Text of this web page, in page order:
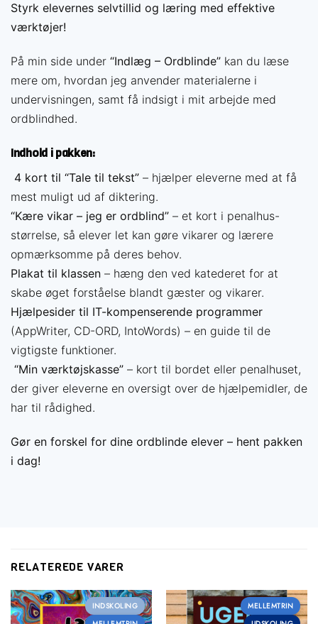
Styrk elevernes selvtillid og læring med effektive
værktøjer!
På min side under “Indlæg – Ordblinde” kan du læse
mere om, hvordan jeg anvender materialerne i
undervisningen, samt få indsigt i mit arbejde med
ordblindhed.
Indhold i pakken:
4 kort til “Tale til tekst” – hjælper eleverne med at få
mest muligt ud af diktering.
“Kære vikar – jeg er ordblind” – et kort i penalhus-
størrelse, så elever let kan gøre vikarer og lærere
opmærksomme på deres behov.
Plakat til klassen – hæng den ved katederet for at
skabe øget forståelse blandt gæster og vikarer.
Hjælpesider til IT-kompenserende programmer
(AppWriter, CD-ORD, IntoWords) – en guide til de
vigtigste funktioner.
“Min værktøjskasse” – kort til bordet eller penalhuset,
der giver eleverne en oversigt over de hjælpemidler, de
har til rådighed.
Gør en forskel for dine ordblinde elever – hent pakken
i dag!
RELATEREDE VARER
INDSKOLING
MELLEMTRIN